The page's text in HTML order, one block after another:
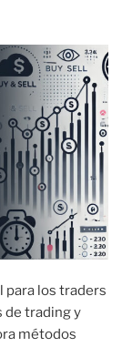
para los traders
de trading y
métodos